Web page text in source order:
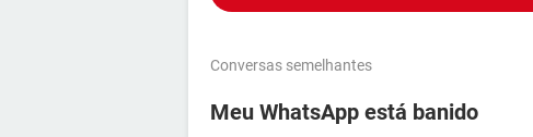
Conversas semelhantes
Meu WhatsApp está banido